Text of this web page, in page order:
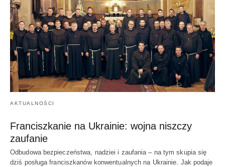
AKTUALNOŚCI
Franciszkanie na Ukrainie: wojna niszczy
zaufanie
Odbudowa bezpieczeństwa, nadziei i zaufania – na tym skupia się
dziś posługa franciszkanów konwentualnych na Ukrainie. Jak podaje